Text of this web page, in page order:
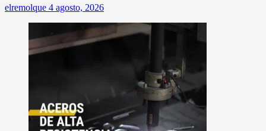
elremolque 4 agosto, 2026